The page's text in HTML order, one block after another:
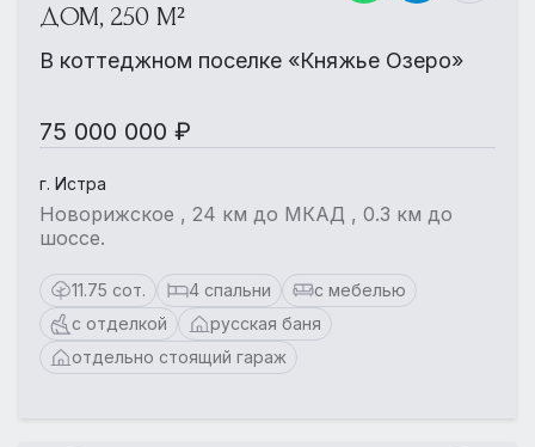
ДОМ, 250 М²
В коттеджном поселке «Княжье Озеро»
75 000 000 ₽
г. Истра
Новорижское , 24 км до МКАД , 0.3 км до
шоссе.
11.75 сот. 4 спальни
с мебелью
с отделкой
русская баня
отдельно стоящий гараж